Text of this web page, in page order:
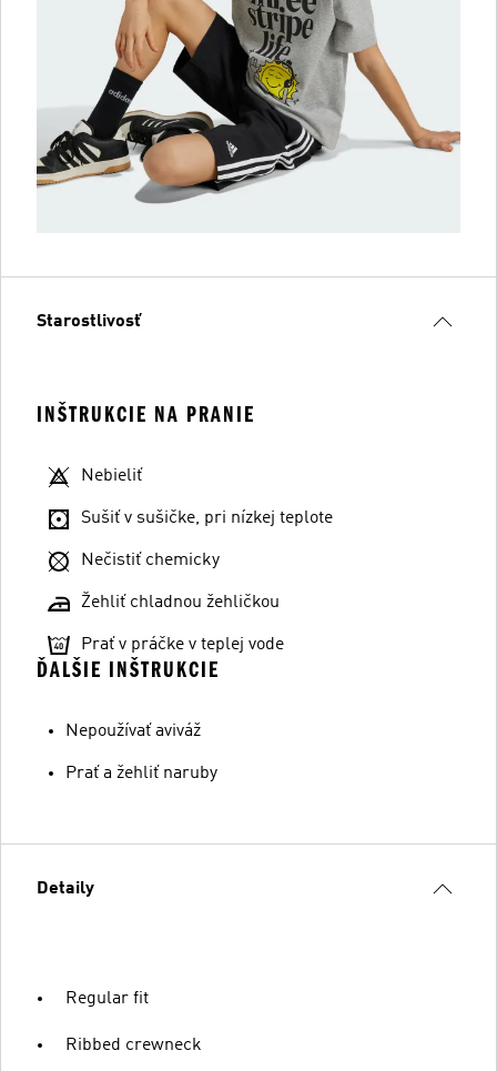
Starostlivosť
INŠTRUKCIE NA PRANIE
Nebieliť
Sušiť v sušičke, pri nízkej teplote
Nečistiť chemicky
Žehliť chladnou žehličkou
Prať v práčke v teplej vode
ĎALŠIE INŠTRUKCIE
Nepoužívať aviváž
Prať a žehliť naruby
Detaily
Regular fit
Ribbed crewneck